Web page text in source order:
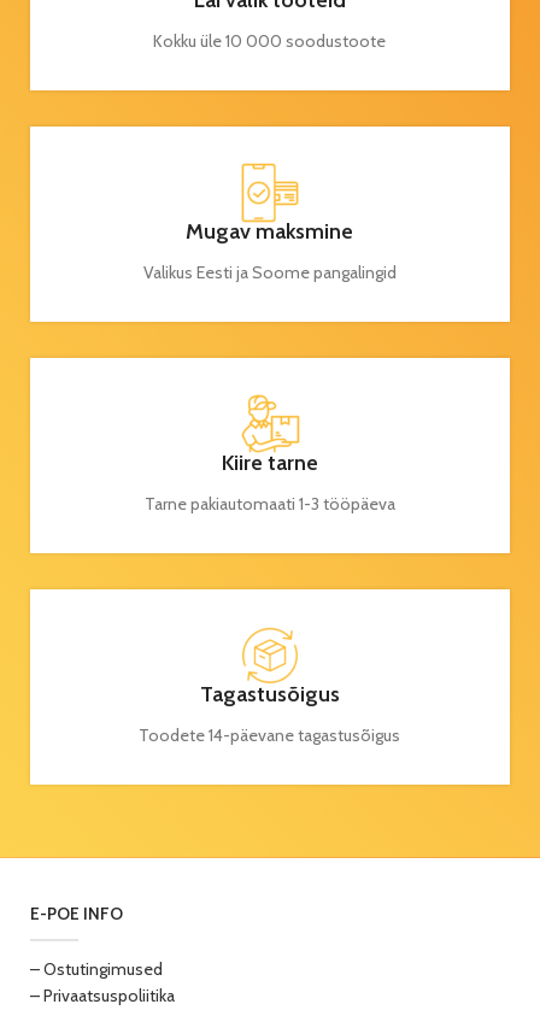
Kokku üle 10 000 soodustoote
Mugav maksmine
Valikus Eesti ja Soome pangalingid
Kiire tarne
Tarne pakiautomaati 1-3 tööpäeva
Tagastusõigus
Toodete 14-päevane tagastusõigus
E-POE INFO
– Ostutingimused
– Privaatsuspoliitika